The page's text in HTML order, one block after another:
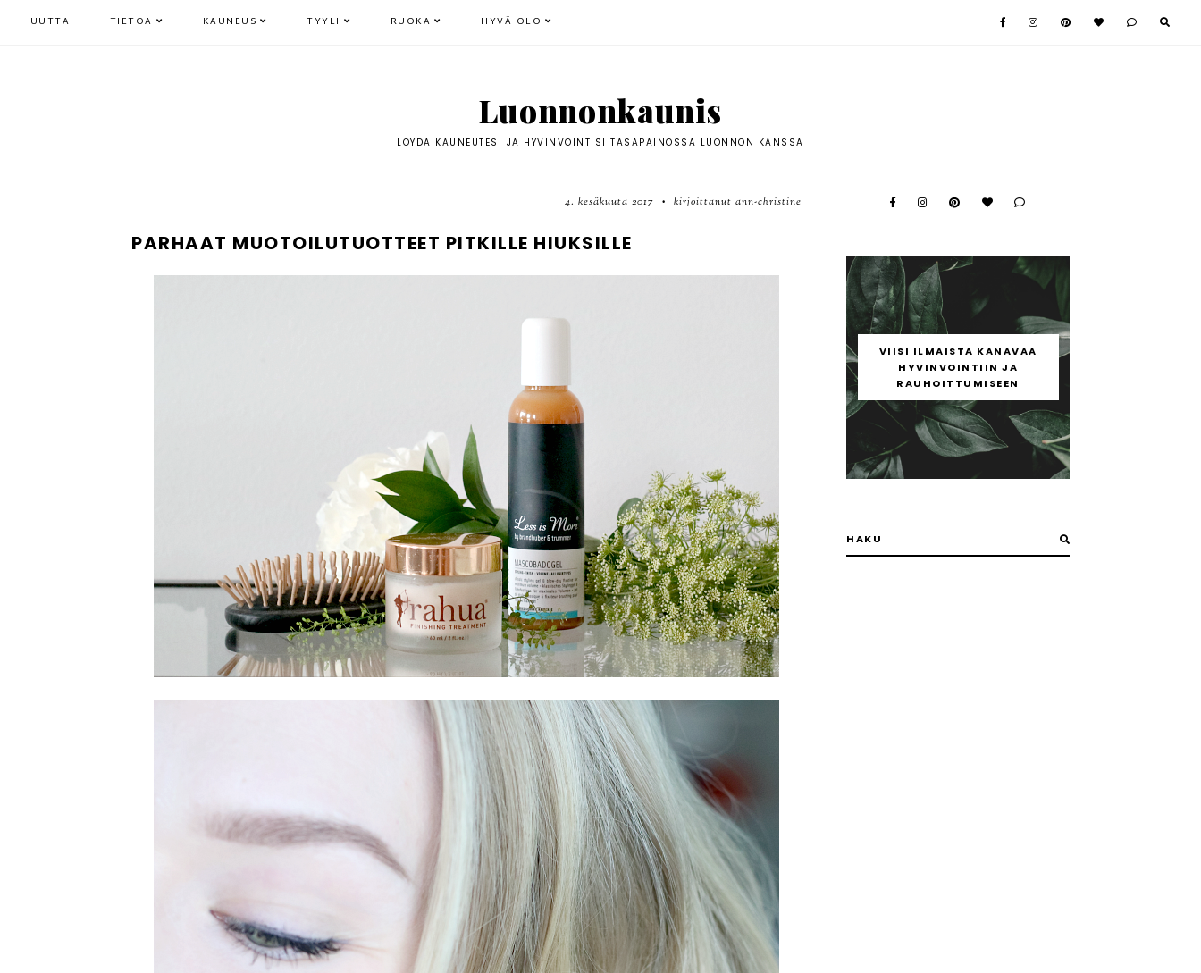
UUTTA TIETOA KAUNEUS TYYLI RUOKA HYVÄ OLO
Luonnonkaunis
LÖYDÄ KAUNEUTESI JA HYVINVOINTISI TASAPAINOSSA LUONNON KANSSA
4. kesäkuuta 2017 • kirjoittanut ann-christine
PARHAAT MUOTOILUTUOTTEET PITKILLE HIUKSILLE
VIISI ILMAISTA KANAVAA
HYVINVOINTIIN JA
RAUHOITTUMISEEN